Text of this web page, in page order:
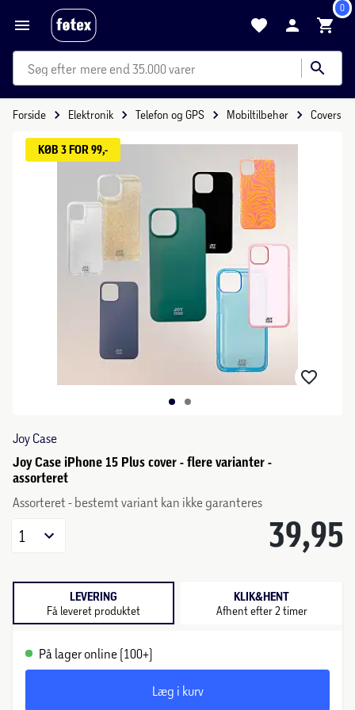
0
mere end 35.000 varer
Forside Elektronik Telefon og GPS Mobiltilbehør Covers
KØB 3 FOR 99,-
Joy Case
Joy Case iPhone 15 Plus cover - flere varianter -
assorteret
Assorteret - bestemt variant kan ikke garanteres
39,95
1
LEVERING
Få leveret produktet
KLIK&HENT
Afhent efter 2 timer
På lager online (100+)
Læg i kurv